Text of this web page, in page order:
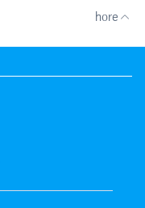
hore